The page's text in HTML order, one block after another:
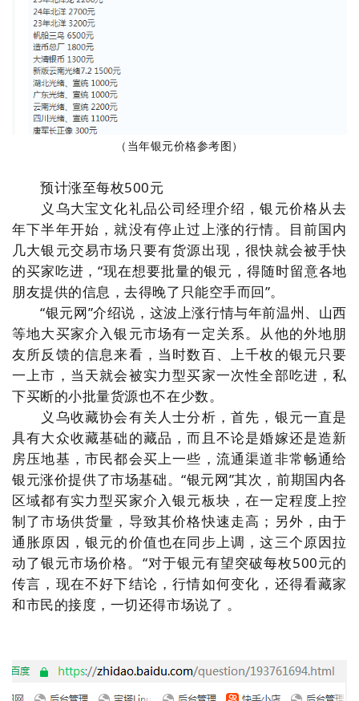
（ 当年银元价格参考图）
预计涨至每枚500元
义乌大宝文化礼品公司经理介绍，银元价格从去
年下半年开始，就没有停止过上涨的行情。目前国内
几大银元交易市场只要有货源出现，很快就会被手快
的买家吃进，“现在想要批量的银元，得随时留意各地
朋友提供的信息，去得晚了只能空手而回”。
“银元网”介绍说，这波上涨行情与年前温州、山西
等地大买家介入银元市场有一定关系。从他的外地朋
友所反馈的信息来看，当时数百、上千枚的银元只要
一上市，当天就会被实力型买家一次性全部吃进，私
下买断的小批量货源也不在少数。
义乌收藏协会有关人士分析，首先，银元一直是
具有大众收藏基础的藏品，而且不论是婚嫁还是造新
房压地基，市民都会买上一些，流通渠道非常畅通给
银元涨价提供了市场基础。“银元网”其次，前期国内各
区域都有实力型买家介入银元板块，在一定程度上控
制了市场供货量，导致其价格快速走高；另外，由于
通胀原因，银元的价值也在同步上调，这三个原因拉
动了银元市场价格。“对于银元有望突破每枚500元的
传言，现在不好下结论，行情如何变化，还得看藏家
和市民的接度，一切还得市场说了 。